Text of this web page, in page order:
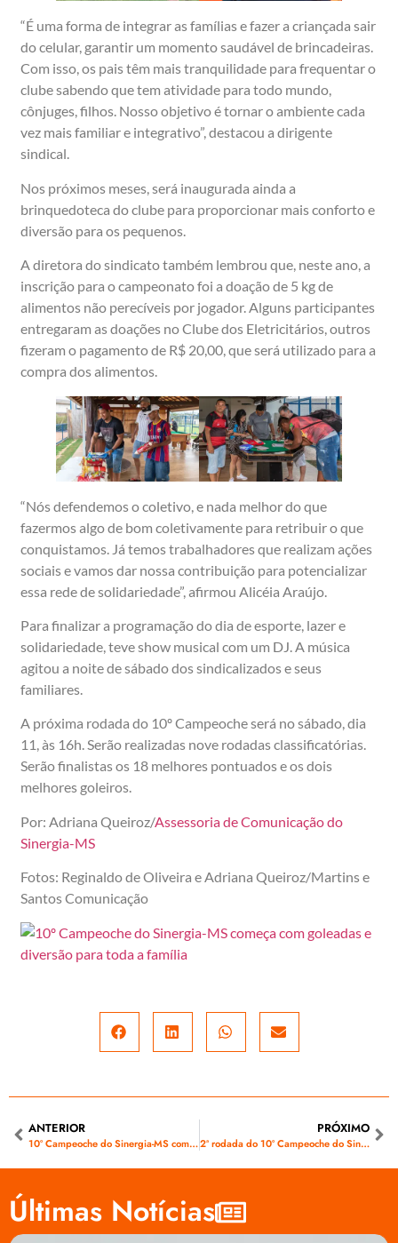
“É uma forma de integrar as famílias e fazer a criançada sair
do celular, garantir um momento saudável de brincadeiras.
Com isso, os pais têm mais tranquilidade para frequentar o
clube sabendo que tem atividade para todo mundo,
cônjuges, filhos. Nosso objetivo é tornar o ambiente cada
vez mais familiar e integrativo”, destacou a dirigente
sindical.
Nos próximos meses, será inaugurada ainda a
brinquedoteca do clube para proporcionar mais conforto e
diversão para os pequenos.
A diretora do sindicato também lembrou que, neste ano, a
inscrição para o campeonato foi a doação de 5 kg de
alimentos não perecíveis por jogador. Alguns participantes
entregaram as doações no Clube dos Eletricitários, outros
fizeram o pagamento de R$ 20,00, que será utilizado para a
compra dos alimentos.
“Nós defendemos o coletivo, e nada melhor do que
fazermos algo de bom coletivamente para retribuir o que
conquistamos. Já temos trabalhadores que realizam ações
sociais e vamos dar nossa contribuição para potencializar
essa rede de solidariedade”, afirmou Alicéia Araújo.
Para finalizar a programação do dia de esporte, lazer e
solidariedade, teve show musical com um DJ. A música
agitou a noite de sábado dos sindicalizados e seus
familiares.
A próxima rodada do 10º Campeoche será no sábado, dia
11, às 16h. Serão realizadas nove rodadas classificatórias.
Serão finalistas os 18 melhores pontuados e os dois
melhores goleiros.
Por: Adriana Queiroz/Assessoria de Comunicação do
Sinergia-MS
Fotos: Reginaldo de Oliveira e Adriana Queiroz/Martins e
Santos Comunicação
ANTERIOR
10º Campeoche do Sinergia-MS começa com goleadas e diversão para toda a família
PRÓXIMO
2ª rodada do 10º Campeoche do Sinergia-MS
Últimas Notícias